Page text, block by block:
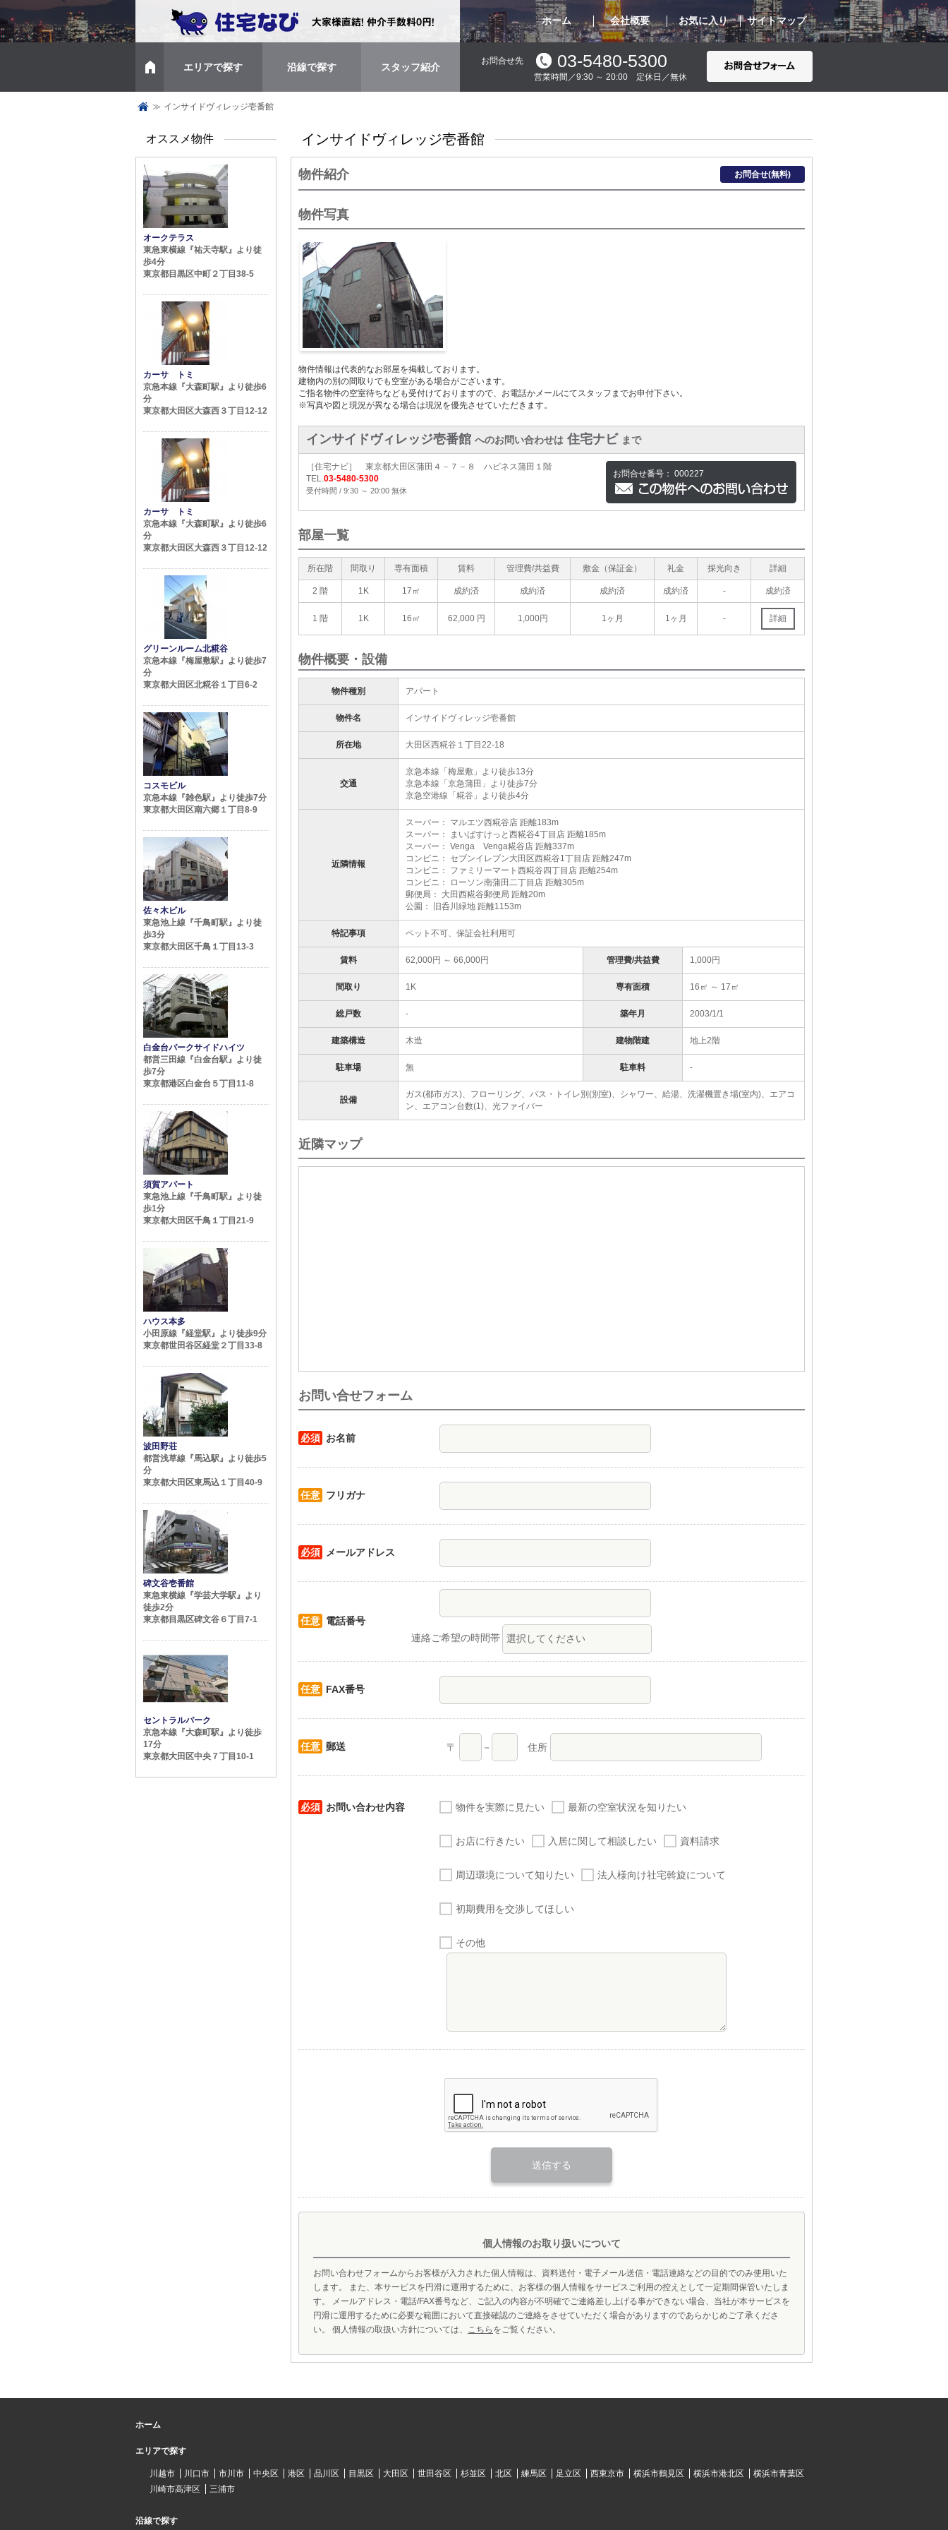
ホーム 会社概要 お気に入り サイトマップ
エリアで探す 沿線で探す スタッフ紹介
お問合せ先 03-5480-5300
営業時間／9:30 ～ 20:00 定休日／無休
トップページ
≫ インサイドヴィレッジ壱番館
インサイドヴィレッジ壱番館
物件紹介 お問合せ(無料)
物件写真
物件情報は代表的なお部屋を掲載しております。
建物内の別の間取りでも空室がある場合がございます。
ご指名物件の空室待ちなども受付けておりますので、お電話かメールにてスタッフまでお申付下さい。
※写真や図と現況が異なる場合は現況を優先させていただきます。
インサイドヴィレッジ壱番館 へのお問い合わせは 住宅ナビ まで
［住宅ナビ］ 東京都大田区蒲田４－７－８ ハピネス蒲田１階
TEL.03-5480-5300
受付時間 / 9:30 ～ 20:00 無休
お問合せ番号： 000227
部屋一覧
所在階 間取り 専有面積 賃料 管理費/共益費 敷金（保証金） 礼金 採光向き 詳細
2 階 1K 17㎡ 成約済 成約済 成約済 成約済 - 成約済
1 階 1K 16㎡ 62,000 円 1,000円 1ヶ月 1ヶ月 - 詳細
物件概要・設備
物件種別 アパート
物件名 インサイドヴィレッジ壱番館
所在地 大田区西糀谷１丁目22-18
交通
京急本線「梅屋敷」より徒歩13分
京急本線「京急蒲田」より徒歩7分
京急空港線「糀谷」より徒歩4分
近隣情報
スーパー： マルエツ西糀谷店 距離183m
スーパー： まいばすけっと西糀谷4丁目店 距離185m
スーパー： Venga Venga糀谷店 距離337m
コンビニ： セブンイレブン大田区西糀谷1丁目店 距離247m
コンビニ： ファミリーマート西糀谷四丁目店 距離254m
コンビニ： ローソン南蒲田二丁目店 距離305m
郵便局： 大田西糀谷郵便局 距離20m
公園： 旧呑川緑地 距離1153m
特記事項 ペット不可、保証会社利用可
賃料 62,000円 ～ 66,000円 管理費/共益費 1,000円
間取り 1K 専有面積 16㎡ ～ 17㎡
総戸数 - 築年月 2003/1/1
建築構造 木造 建物階建 地上2階
駐車場 無 駐車料 -
設備
ガス(都市ガス)、フローリング、バス・トイレ別(別室)、シャワー、給湯、洗濯機置き場(室内)、エアコ
ン、エアコン台数(1)、光ファイバー
近隣マップ
お問い合せフォーム
必須 お名前
任意 フリガナ
必須 メールアドレス
任意 電話番号
連絡ご希望の時間帯
任意 FAX番号
任意 郵送 〒 － 住所
必須 お問い合わせ内容 物件を実際に見たい 最新の空室状況を知りたい
お店に行きたい 入居に関して相談したい 資料請求
周辺環境について知りたい 法人様向け社宅斡旋について
初期費用を交渉してほしい
その他
個人情報のお取り扱いについて
お問い合わせフォームからお客様が入力された個人情報は、資料送付・電子メール送信・電話連絡などの目的でのみ使用いた
します。 また、本サービスを円滑に運用するために、お客様の個人情報をサービスご利用の控えとして一定期間保管いたしま
す。 メールアドレス・電話/FAX番号など、ご記入の内容が不明確でご連絡差し上げる事ができない場合、当社が本サービスを
円滑に運用するために必要な範囲において直接確認のご連絡をさせていただく場合がありますのであらかじめご了承くださ
い。 個人情報の取扱い方針については、 こちら をご覧ください。
オススメ物件
オークテラス
東急東横線『祐天寺駅』より徒
歩4分
東京都目黒区中町２丁目38-5
カーサ トミ
京急本線『大森町駅』より徒歩6
分
東京都大田区大森西３丁目12-12
カーサ トミ
京急本線『大森町駅』より徒歩6
分
東京都大田区大森西３丁目12-12
グリーンルーム北糀谷
京急本線『梅屋敷駅』より徒歩7
分
東京都大田区北糀谷１丁目6-2
コスモビル
京急本線『雑色駅』より徒歩7分
東京都大田区南六郷１丁目8-9
佐々木ビル
東急池上線『千鳥町駅』より徒
歩3分
東京都大田区千鳥１丁目13-3
白金台パークサイドハイツ
都営三田線『白金台駅』より徒
歩7分
東京都港区白金台５丁目11-8
須賀アパート
東急池上線『千鳥町駅』より徒
歩1分
東京都大田区千鳥１丁目21-9
ハウス本多
小田原線『経堂駅』より徒歩9分
東京都世田谷区経堂２丁目33-8
波田野荘
都営浅草線『馬込駅』より徒歩5
分
東京都大田区東馬込１丁目40-9
碑文谷壱番館
東急東横線『学芸大学駅』より
徒歩2分
東京都目黒区碑文谷６丁目7-1
セントラルパーク
京急本線『大森町駅』より徒歩
17分
東京都大田区中央７丁目10-1
ホーム
エリアで探す
川越市 川口市 市川市 中央区 港区 品川区 目黒区 大田区 世田谷区 杉並区 北区 練馬区 足立区 西東京市 横浜市鶴見区 横浜市港北区
横浜市青葉区
川崎市高津区
三浦市
沿線で探す